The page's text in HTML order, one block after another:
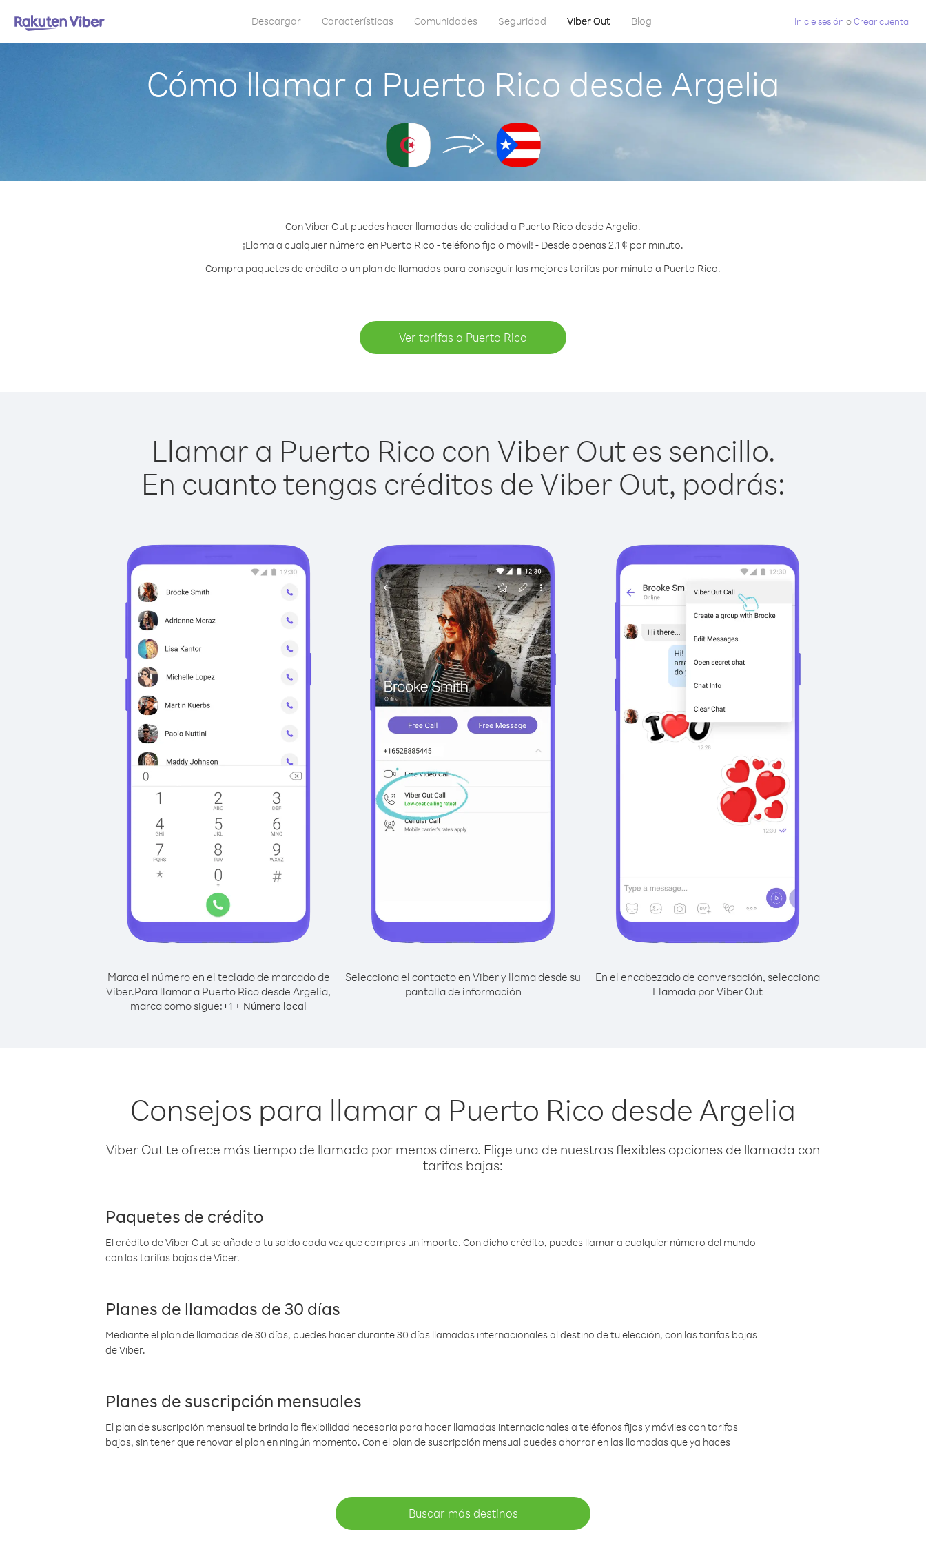
Descargar Características Comunidades Seguridad Viber Out Blog Inicie sesión oCrear cuenta
Cómo llamar a Puerto Rico desde Argelia
Con Viber Out puedes hacer llamadas de calidad a Puerto Rico desde Argelia.
¡Llama a cualquier número en Puerto Rico - teléfono fijo o móvil! - Desde apenas 2.1 ¢ por minuto.
Compra paquetes de crédito o un plan de llamadas para conseguir las mejores tarifas por minuto a Puerto Rico.
Ver tarifas a Puerto Rico
Llamar a Puerto Rico con Viber Out es sencillo.
En cuanto tengas créditos de Viber Out, podrás:
Marca el número en el teclado de marcado de
Viber.Para llamar a Puerto Rico desde Argelia,
marca como sigue:+1 + Número local
Selecciona el contacto en Viber y llama desde su
pantalla de información
En el encabezado de conversación, selecciona
Llamada por Viber Out
Consejos para llamar a Puerto Rico desde Argelia
Viber Out te ofrece más tiempo de llamada por menos dinero. Elige una de nuestras flexibles opciones de llamada con
tarifas bajas:
Paquetes de crédito
El crédito de Viber Out se añade a tu saldo cada vez que compres un importe. Con dicho crédito, puedes llamar a cualquier número del mundo
con las tarifas bajas de Viber.
Planes de llamadas de 30 días
Mediante el plan de llamadas de 30 días, puedes hacer durante 30 días llamadas internacionales al destino de tu elección, con las tarifas bajas
de Viber.
Planes de suscripción mensuales
El plan de suscripción mensual te brinda la flexibilidad necesaria para hacer llamadas internacionales a teléfonos fijos y móviles con tarifas
bajas, sin tener que renovar el plan en ningún momento. Con el plan de suscripción mensual puedes ahorrar en las llamadas que ya haces
Buscar más destinos